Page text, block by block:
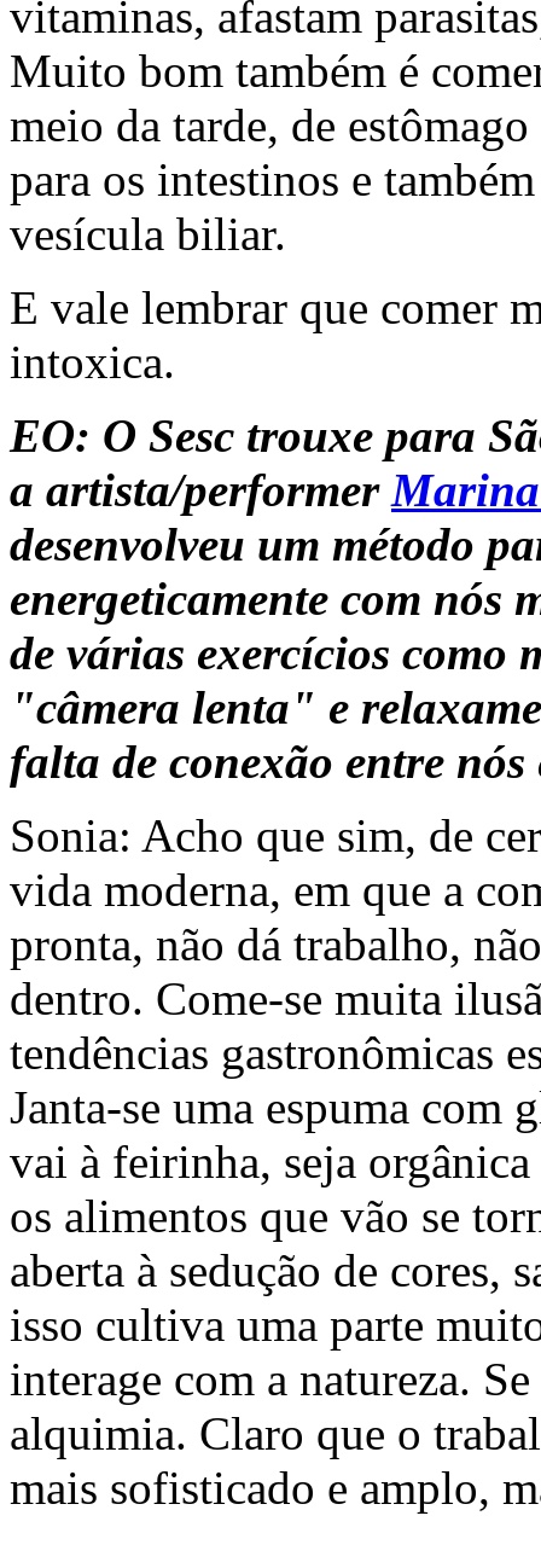
vitaminas, afastam
Muito bom também é
meio da tarde, de
para os intestinos e
vesícula biliar.
E vale lembrar que comer
intoxica.
EO: O Sesc trouxe para
a artista/performer
desenvolveu um método
energeticamente com nós
de várias exercícios como
"câmera lenta" e
falta de conexão entre nós
Sonia: Acho que sim, de
vida moderna, em que a
pronta, não dá trabalho,
dentro. Come-se muita
tendências gastronômicas
Janta-se uma espuma com
vai à feirinha, seja
os alimentos que vão se
aberta à sedução de cores,
isso cultiva uma parte
interage com a natureza.
alquimia. Claro que o
mais sofisticado e amplo,